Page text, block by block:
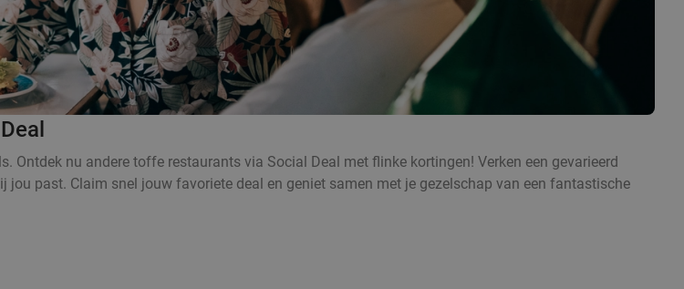
Ontdek nu andere toffe restaurants via Social Deal met flinke kortingen! Verken een gevarieerd
past. Claim snel jouw favoriete deal en geniet samen met je gezelschap van een fantastische